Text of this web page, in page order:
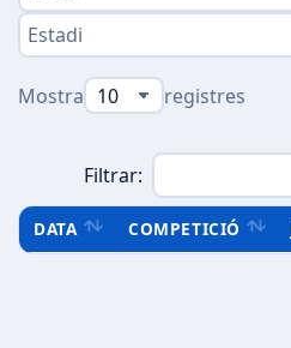
Mostra registres
Filtrar:
DATA COMPETICIÓ